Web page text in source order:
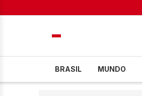
BRASIL MUNDO